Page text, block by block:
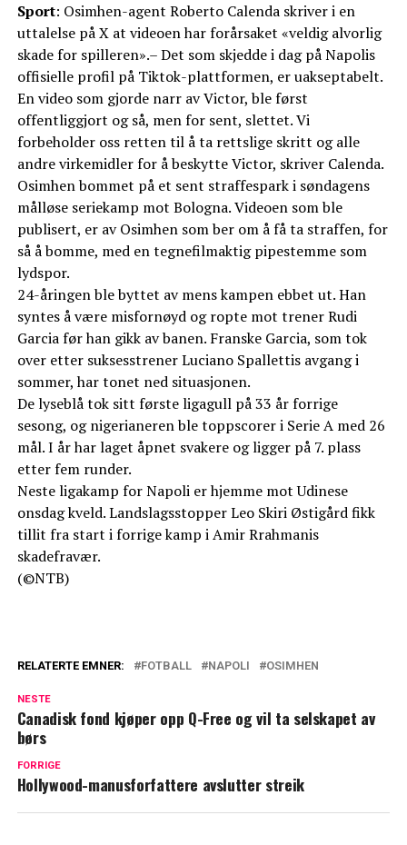
Sport: Osimhen-agent Roberto Calenda skriver i en
uttalelse på X at videoen har forårsaket «veldig alvorlig
skade for spilleren».– Det som skjedde i dag på Napolis
offisielle profil på Tiktok-plattformen, er uakseptabelt.
En video som gjorde narr av Victor, ble først
offentliggjort og så, men for sent, slettet. Vi
forbeholder oss retten til å ta rettslige skritt og alle
andre virkemidler for å beskytte Victor, skriver Calenda.
Osimhen bommet på et sent straffespark i søndagens
målløse seriekamp mot Bologna. Videoen som ble
publisert, er av Osimhen som ber om å få ta straffen, for
så å bomme, med en tegnefilmaktig pipestemme som
lydspor.
24-åringen ble byttet av mens kampen ebbet ut. Han
syntes å være misfornøyd og ropte mot trener Rudi
Garcia før han gikk av banen. Franske Garcia, som tok
over etter suksesstrener Luciano Spallettis avgang i
sommer, har tonet ned situasjonen.
De lyseblå tok sitt første ligagull på 33 år forrige
sesong, og nigerianeren ble toppscorer i Serie A med 26
mål. I år har laget åpnet svakere og ligger på 7. plass
etter fem runder.
Neste ligakamp for Napoli er hjemme mot Udinese
onsdag kveld. Landslagsstopper Leo Skiri Østigård fikk
tillit fra start i forrige kamp i Amir Rrahmanis
skadefravær.
(©NTB)
RELATERTE EMNER: FOTBALL NAPOLI OSIMHEN
NESTE
Canadisk fond kjøper opp Q-Free og vil ta selskapet av
børs
FORRIGE
Hollywood-manusforfattere avslutter streik